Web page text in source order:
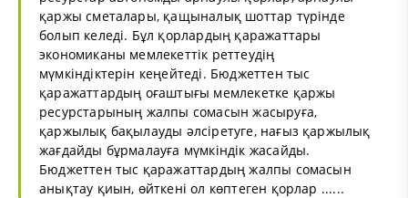
қаржы сметалары, қащыналық шоттар түрінде
болып келеді. Бұл қорлардың қаражаттары
экономиканы мемлекеттік реттеудің
мүмкіндіктерін кеңейтеді. Бюджеттен тыс
қаражаттардың оғаштығы мемлекетке қаржы
ресурстарының жалпы сомасын жасыруға,
қаржылық бақылауды әлсіретуге, нағыз қаржылық
жағдайды бұрмалауға мүмкіндік жасайды.
Бюджеттен тыс қаражаттардың жалпы сомасын
анықтау қиын, өйткені ол көптеген қорлар ......